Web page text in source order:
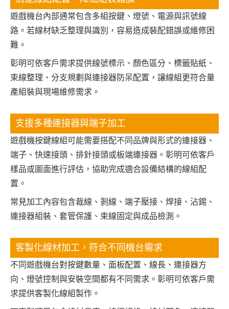
遊戲機台內部通常包含多組按鍵、燈號、電源與訊號線
路。若線材缺乏整理與識別，容易造成裝配錯誤或維修困
難。
彰明可依客戶需求提供線號標示、顏色區分、標籤貼紙、
束線整理、分支規劃與連接器防呆配置，讓線組更符合量
產組裝與現場維修需求。
支援多種連接器與端子加工
遊戲機按鍵線組可能需要搭配不同品牌與形式的連接器、
端子、快速接頭、排針接頭或板端連接器。彰明可依客戶
樣品或圖面進行評估，協助完成適合設備結構的線組配
置。
常見加工內容包含裁線、剝線、端子壓接、焊接、沾錫、
連接器組裝、套管保護、束線固定與成品檢測。
客製化線材加工，符合不同機台需求
不同遊戲機台對按鍵數量、面板配置、線長、連接器方
向、燈號控制與安裝空間都有不同需求。彰明可依客戶需
求提供客製化線組製作。